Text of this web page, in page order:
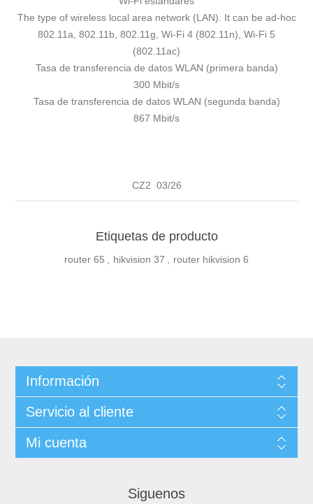
The type of wireless local area network (LAN). It can be ad-hoc
802.11a, 802.11b, 802.11g, Wi-Fi 4 (802.11n), Wi-Fi 5
(802.11ac)
Tasa de transferencia de datos WLAN (primera banda)
300 Mbit/s
Tasa de transferencia de datos WLAN (segunda banda)
867 Mbit/s
CZ2 03/26
Etiquetas de producto
router 65 , hikvision 37 , router hikvision 6
Información
Servicio al cliente
Mi cuenta
Siguenos